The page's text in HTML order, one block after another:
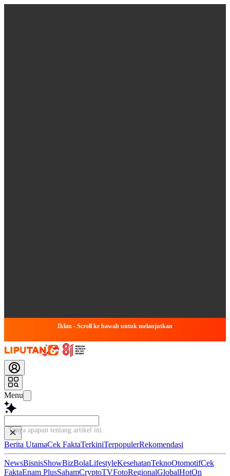
Iklan - Scroll ke bawah untuk melanjutkan
Menu
Tanya apapun tentang artikel ini.
Berita UtamaCek FaktaTerkiniTerpopulerRekomendasi
NewsBisnisShowBizBolaLifestyleKesehatanTeknoOtomotifCek
FaktaEnam PlusSahamCryptoTVFotoRegionalGlobalHotOn